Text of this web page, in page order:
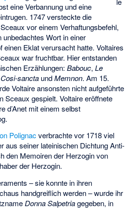
eine Verbannung und eine
1747 versteckte die
vor einem Verhaftungsbefehl,
unbedachtes Wort in einer
einen Eklat verursacht hatte. Voltaires
war fruchtbar. Hier entstanden
Erzählungen:Babouc,Le
Cosi-sancta undMemnon. Am 15.
Voltaire ansonsten nicht aufgeführte
Sceaux gespielt. Voltaire eröffnete
d’Anet mit einem selbst
Polignacverbrachte vor 1718 viel
aus seiner lateinischen Dichtung Anti-
den Memoiren der Herzogin von
der Herzogin.
– sie konnte in ihren
handgreiflich werden – wurde ihr
Donna Salpetriagegeben, in